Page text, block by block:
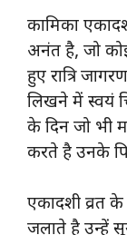
कामिका
अनंत है, जो
हुए रात्रि
लिखने में स्वयं
के दिन जो भी
करते है उनके
एकादशी व्रत
जलाते है उन्हें